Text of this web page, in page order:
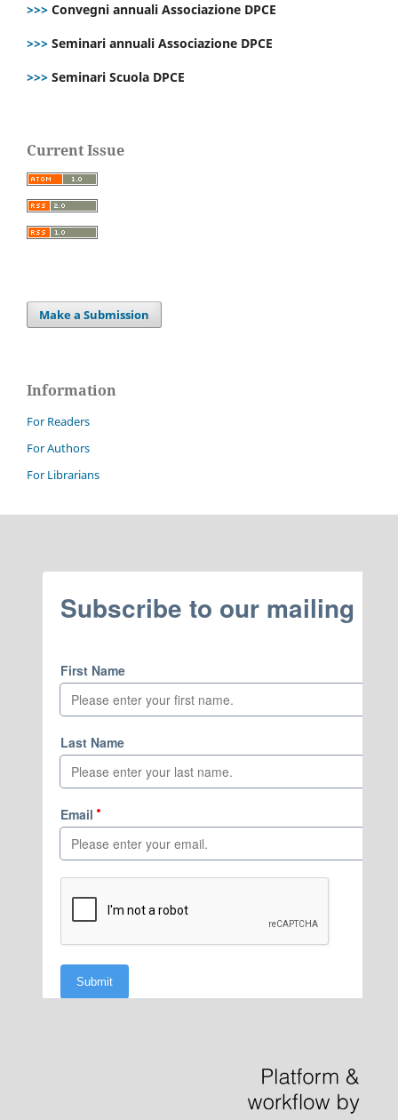
>>> Convegni annuali Associazione DPCE
>>> Seminari annuali Associazione DPCE
>>> Seminari Scuola DPCE
Current Issue
Make a Submission
Information
For Readers
For Authors
For Librarians